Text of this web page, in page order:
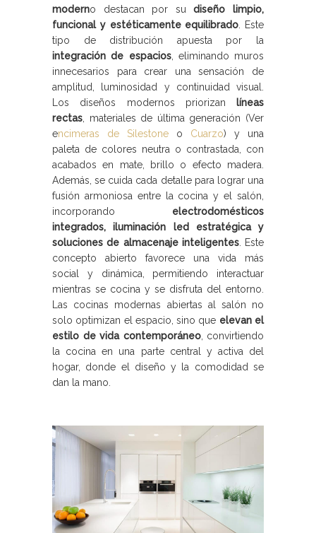
moderno destacan por sudiseño limpio,
funcional y estéticamente equilibrado . Este
tipo de distribución apuesta por la
integración de espacios, eliminando muros
innecesarios para crear una sensación de
amplitud, luminosidad y continuidad visual.
Los diseños modernos priorizan
líneas
rectas , materiales de última generación (Ver
encimeras de Silestone o Cuarzo) y una
paleta de colores neutra o contrastada, con
acabados en mate, brillo o efecto madera.
Además, se cuida cada detalle para lograr una
fusión armoniosa entre la cocina y el salón,
incorporando electrodomésticos
integrados, iluminación led estratégica y
soluciones de almacenaje inteligentes. Este
concepto abierto favorece una vida más
social y dinámica, permitiendo interactuar
mientras se cocina y se disfruta del entorno.
Las cocinas modernas abiertas al salón no
solo optimizan el espacio, sino que elevan el
estilo de vida contemporáneo, convirtiendo
la cocina en una parte central y activa del
hogar, donde el diseño y la comodidad se
dan la mano.